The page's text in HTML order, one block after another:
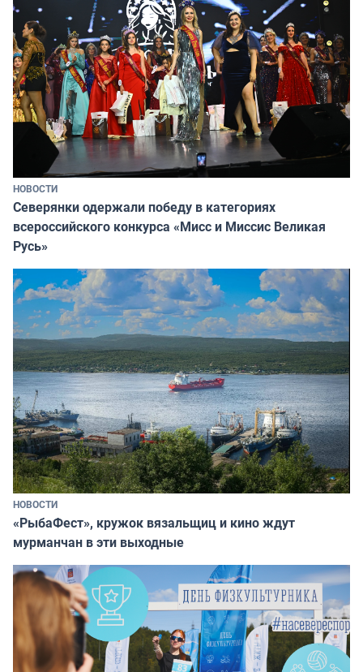
НОВОСТИ
Северянки одержали победу в категориях
всероссийского конкурса «Мисс и Миссис Великая
Русь»
НОВОСТИ
«РыбаФест», кружок вязальщиц и кино ждут
мурманчан в эти выходные